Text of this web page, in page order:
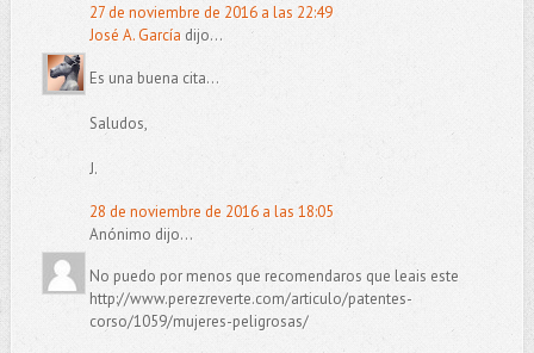
27 de noviembre de 2016 a las 22:49
José A. García dijo...
Es una buena cita...
Saludos,
J.
28 de noviembre de 2016 a las 18:05
Anónimo dijo...
No puedo por menos que recomendaros que leais este
http://www.perezreverte.com/articulo/patentes-
corso/1059/mujeres-peligrosas/